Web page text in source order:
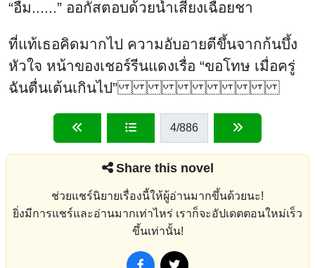
“อืม......” ออกัสตอบด้วยน้ำเสียงเฉื่อยชา
ที่แท้เธอคิดมากไป ความอับอายตีขึ้นจากก้นบึ้ง
หัวใจ หน้าของเชอร์รีนแดงเรื่อ “ขอโทษ เมื่อครู่
ฉันตื่นเต้นเกินไป”
4/886
Share this novel
ช่วยแชร์นิยายเรื่องนี้ให้ผู้อ่านมากขึ้นด้วยนะ!
ยิ่งมีการแชร์และอ่านมากเท่าไหร่ เราก็จะอัปเดตตอนใหม่เร็ว
ขึ้นเท่านั้น!